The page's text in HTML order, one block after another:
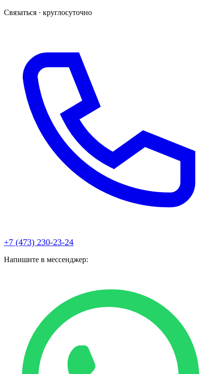
Связаться · круглосуточно
+7 (473) 230-23-24
Напишите в мессенджер: